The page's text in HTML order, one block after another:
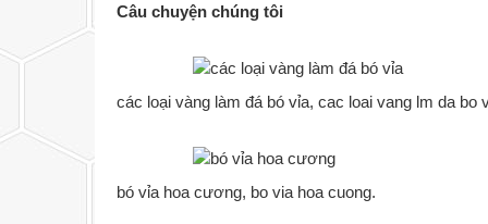
Câu chuyện chúng tôi
các loại vàng làm đá bó vỉa, cac loai vang lm da bo
bó vỉa hoa cương, bo via hoa cuong.